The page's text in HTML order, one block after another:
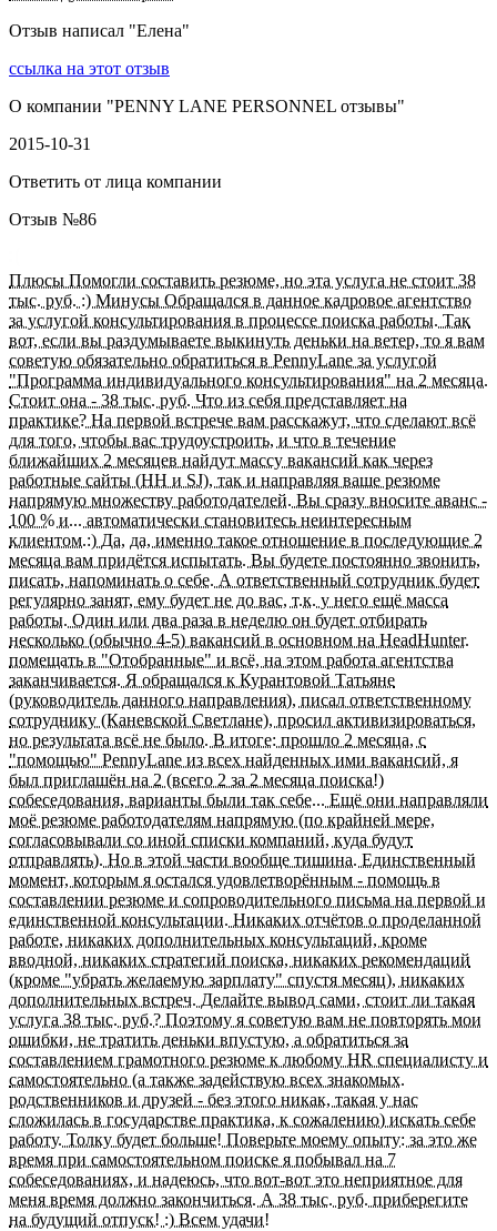
Отзыв написал "Елена"
ссылка на этот отзыв
О компании "PENNY LANE PERSONNEL отзывы"
2015-10-31
Ответить от лица компании
Отзыв №86
Плюсы Помогли составить резюме, но эта услуга не стоит 38
тыс. руб. :) Минусы Обращался в данное кадровое агентство
за услугой консультирования в процессе поиска работы. Так
вот, если вы раздумываете выкинуть деньки на ветер, то я вам
советую обязательно обратиться в PennyLane за услугой
"Программа индивидуального консультирования" на 2 месяца.
Стоит она - 38 тыс. руб. Что из себя представляет на
практике? На первой встрече вам расскажут, что сделают всё
для того, чтобы вас трудоустроить, и что в течение
ближайших 2 месяцев найдут массу вакансий как через
работные сайты (HH и SJ), так и направляя ваше резюме
напрямую множеству работодателей. Вы сразу вносите аванс -
100 % и... автоматически становитесь неинтересным
клиентом.:) Да, да, именно такое отношение в последующие 2
месяца вам придётся испытать. Вы будете постоянно звонить,
писать, напоминать о себе. А ответственный сотрудник будет
регулярно занят, ему будет не до вас, т.к. у него ещё масса
работы. Один или два раза в неделю он будет отбирать
несколько (обычно 4-5) вакансий в основном на HeadHunter.
помещать в "Отобранные" и всё, на этом работа агентства
заканчивается. Я обращался к Курантовой Татьяне
(руководитель данного направления), писал ответственному
сотруднику (Каневской Светлане), просил активизироваться,
но результата всё не было. В итоге: прошло 2 месяца, с
"помощью" PennyLane из всех найденных ими вакансий, я
был приглашён на 2 (всего 2 за 2 месяца поиска!)
собеседования, варианты были так себе... Ещё они направляли
моё резюме работодателям напрямую (по крайней мере,
согласовывали со иной списки компаний, куда будут
отправлять). Но в этой части вообще тишина. Единственный
момент, которым я остался удовлетворённым - помощь в
составлении резюме и сопроводительного письма на первой и
единственной консультации. Никаких отчётов о проделанной
работе, никаких дополнительных консультаций, кроме
вводной, никаких стратегий поиска, никаких рекомендаций
(кроме "убрать желаемую зарплату" спустя месяц), никаких
дополнительных встреч. Делайте вывод сами, стоит ли такая
услуга 38 тыс. руб.? Поэтому я советую вам не повторять мои
ошибки, не тратить деньки впустую, а обратиться за
составлением грамотного резюме к любому НR специалисту и
самостоятельно (а также задействую всех знакомых.
родственников и друзей - без этого никак, такая у нас
сложилась в государстве практика, к сожалению) искать себе
работу. Толку будет больше! Поверьте моему опыту: за это же
время при самостоятельном поиске я побывал на 7
собеседованиях, и надеюсь, что вот-вот это неприятное для
меня время должно закончиться. А 38 тыс. руб. приберегите
на будущий отпуск! :) Всем удачи!